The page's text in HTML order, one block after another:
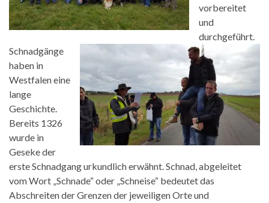
vorbereitet
und
durchgeführt.
Schnadgänge
haben in
Westfalen eine
lange
Geschichte.
Bereits 1326
wurde in
Geseke der
erste Schnadgang urkundlich erwähnt. Schnad, abgeleitet
vom Wort „Schnade“ oder „Schneise“ bedeutet das
Abschreiten der Grenzen der jeweiligen Orte und